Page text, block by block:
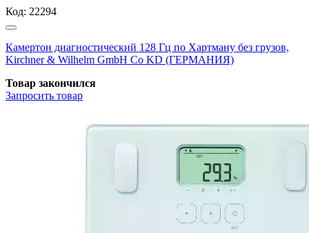
Код: 22294
Камертон диагностический 128 Гц по Хартману без грузов,
Kirchner & Wilhelm GmbH Co KD (ГЕРМАНИЯ)
Товар закончился
Запросить товар